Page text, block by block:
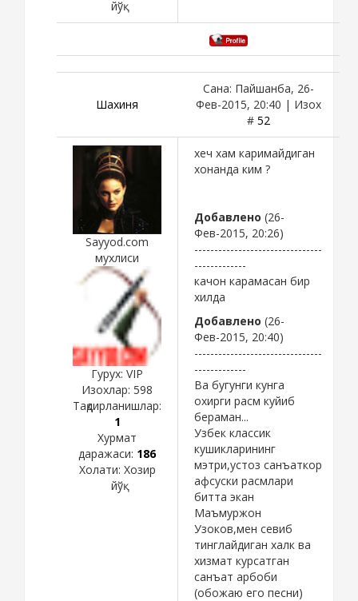
йўқ
Шахиня
Сана: Пайшанба, 26-
Фев-2015, 20:40 | Изох
# 52
Sayyod.com
мухлиси
Гурух: VIP
Изохлар: 598
Тақдирланишлар:
1
Хурмат
даражаси: 186
Холати: Хозир
йўқ
хеч хам каримайдиган
хонанда ким ?
Добавлено (26-
Фев-2015, 20:26)
--------------------------------
-------------
качон карамасан бир
хилда
Добавлено (26-
Фев-2015, 20:40)
--------------------------------
-------------
Ва бугунги кунга
охирги расм куйиб
бераман...
Узбек классик
кушикларининг
мэтри,устоз санъаткор
афсуски расмлари
битта экан
Маъмуржон
Узоков,мен севиб
тинглайдиган халк ва
хизмат курсатган
санъат арбоби
(обожаю его песни)